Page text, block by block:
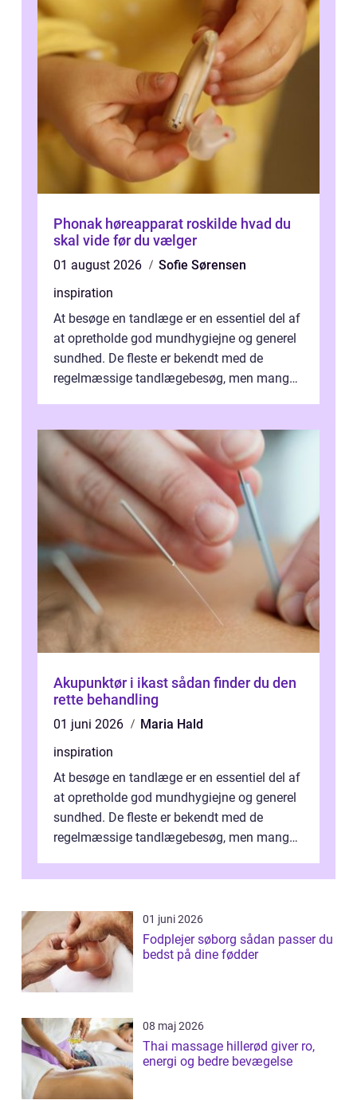
Phonak høreapparat roskilde hvad du
skal vide før du vælger
01 august 2026
Sofie Sørensen
inspiration
At besøge en tandlæge er en essentiel del af
at opretholde god mundhygiejne og generel
sundhed. De fleste er bekendt med de
regelmæssige tandlægebesøg, men mange
Akupunktør i ikast sådan finder du den
rette behandling
01 juni 2026
Maria Hald
inspiration
At besøge en tandlæge er en essentiel del af
at opretholde god mundhygiejne og generel
sundhed. De fleste er bekendt med de
regelmæssige tandlægebesøg, men mange
01 juni 2026
Fodplejer søborg sådan passer du
bedst på dine fødder
08 maj 2026
Thai massage hillerød giver ro,
energi og bedre bevægelse